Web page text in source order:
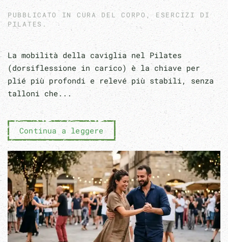
PUBBLICATO IN CURA DEL CORPO , ESERCIZI DI
PILATES .
La mobilità della caviglia nel Pilates
(dorsiflessione in carico) è la chiave per
plié più profondi e relevé più stabili, senza
talloni che...
Continua a leggere